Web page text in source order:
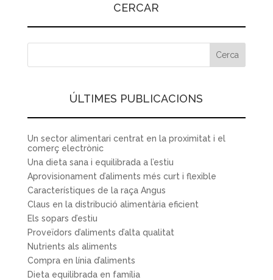
CERCAR
ÚLTIMES PUBLICACIONS
Un sector alimentari centrat en la proximitat i el
comerç electrònic
Una dieta sana i equilibrada a l’estiu
Aprovisionament d’aliments més curt i flexible
Característiques de la raça Angus
Claus en la distribució alimentària eficient
Els sopars d’estiu
Proveïdors d’aliments d’alta qualitat
Nutrients als aliments
Compra en línia d’aliments
Dieta equilibrada en família